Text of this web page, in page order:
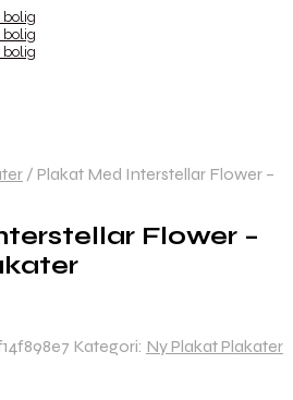
/ Plakat Med Interstellar Flower –
Flower –
Kategori: Ny Plakat Plakater